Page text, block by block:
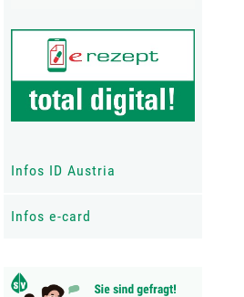
Infos ID Austria
Infos e-card